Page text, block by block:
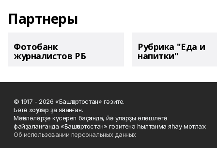
Партнеры
Фотобанк
журналистов РБ
Рубрика "Еда и
напитки"
© 1917 - 2026 «Башҡортостан» гәзите.
Бөтә хоҡуҡтар ҙа яҡланған.
Мәҡәләләрҙе күсереп баҫҡанда, йә уларҙы өлөшләтә
файҙаланғанда «Башҡортостан» гәзитенә һылтанма яһау мотлаҡ.
Об использовании персональных данных